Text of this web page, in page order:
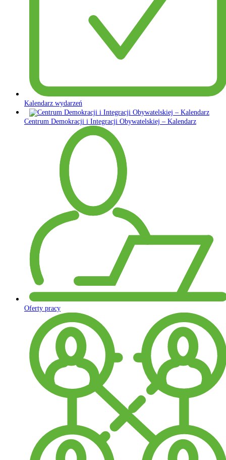
Kalendarz wydarzeń
Centrum Demokracji i Integracji Obywatelskiej – Kalendarz
Oferty pracy